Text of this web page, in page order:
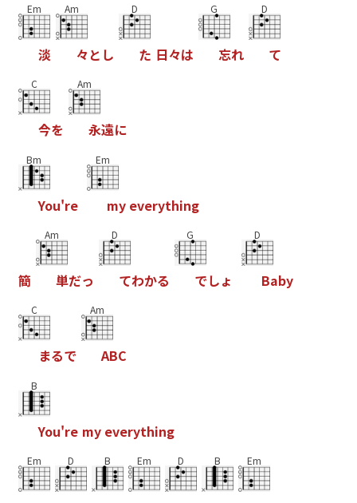
Em
淡
Am
々 と し
D
た 日々は
G
忘れ
D
て
C
今を
Am
永遠に
Bm
You're
Em
my everything
簡
Am
単だっ
D
てわかる
G
でしょ
D
Baby
C
まるで
Am
ABC
B
You're my everything
Em D B Em D B Em